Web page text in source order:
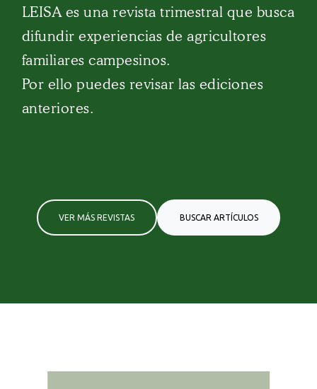
LEISA es una revista trimestral que busca
difundir experiencias de agricultores
familiares campesinos.
Por ello puedes revisar las ediciones
anteriores.
VER MÁS REVISTAS BUSCAR ARTÍCULOS